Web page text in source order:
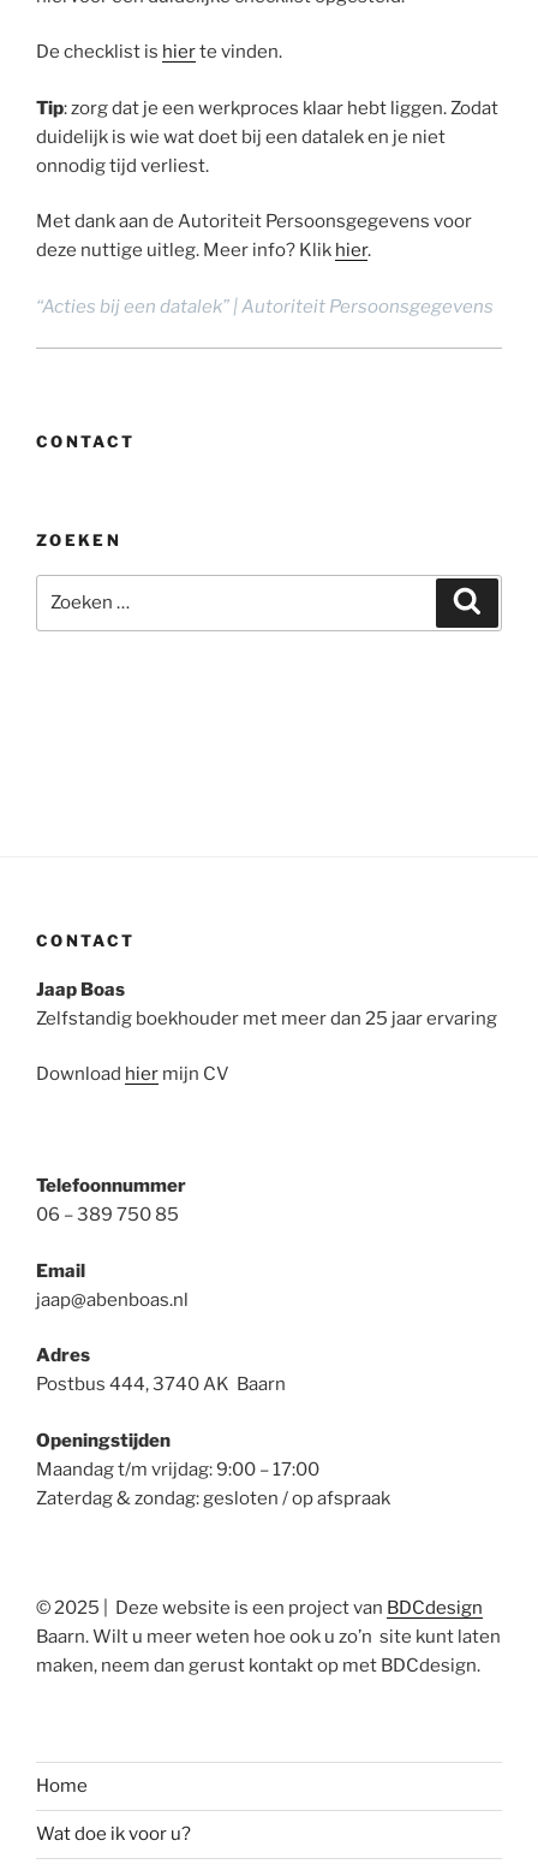
De checklist is hierte vinden.
Tip: zorg dat je een werkproces klaar hebt liggen. Zodat
duidelijk is wie wat doet bij een datalek en je niet
onnodig tijd verliest.
Met dank aan de Autoriteit Persoonsgegevens voor
deze nuttige uitleg. Meer info? Klik hier.
“Acties bij een datalek” | Autoriteit Persoonsgegevens
CONTACT
ZOEKEN
naar:
CONTACT
Jaap Boas
Zelfstandig boekhouder met meer dan 25 jaar ervaring
Download hier mijn CV
Telefoonnummer
06 – 389 750 85
Email
jaap@abenboas.nl
Adres
Postbus 444, 3740 AK Baarn
Openingstijden
Maandag t/m vrijdag: 9:00 – 17:00
Zaterdag & zondag: gesloten / op afspraak
© 2025 | Deze website is een project van BDCdesign
Baarn. Wilt u meer weten hoe ook u zo’n site kunt laten
maken, neem dan gerust kontakt op met BDCdesign.
Home
Wat doe ik voor u?